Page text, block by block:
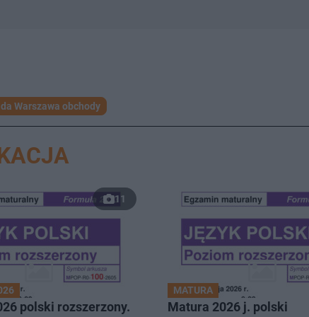
Warszawa obchody
11
polski rozszerzony.
MATURA
Matura 2026 j. polski